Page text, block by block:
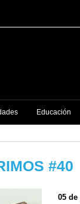
#40
05 de
Educación